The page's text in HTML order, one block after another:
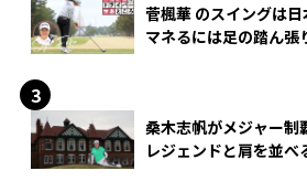
菅楓華 のスイングは
マネるには足の踏ん張
桑木志帆がメジャー制
レジェンドと肩を並べ